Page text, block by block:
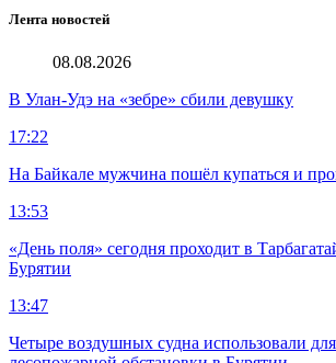
Лента новостей
08.08.2026
В Улан-Удэ на «зебре» сбили девушку
17:22
На Байкале мужчина пошёл купаться и
13:53
«День поля» сегодня проходит в
Бурятии
13:47
Четыре воздушных судна использовали